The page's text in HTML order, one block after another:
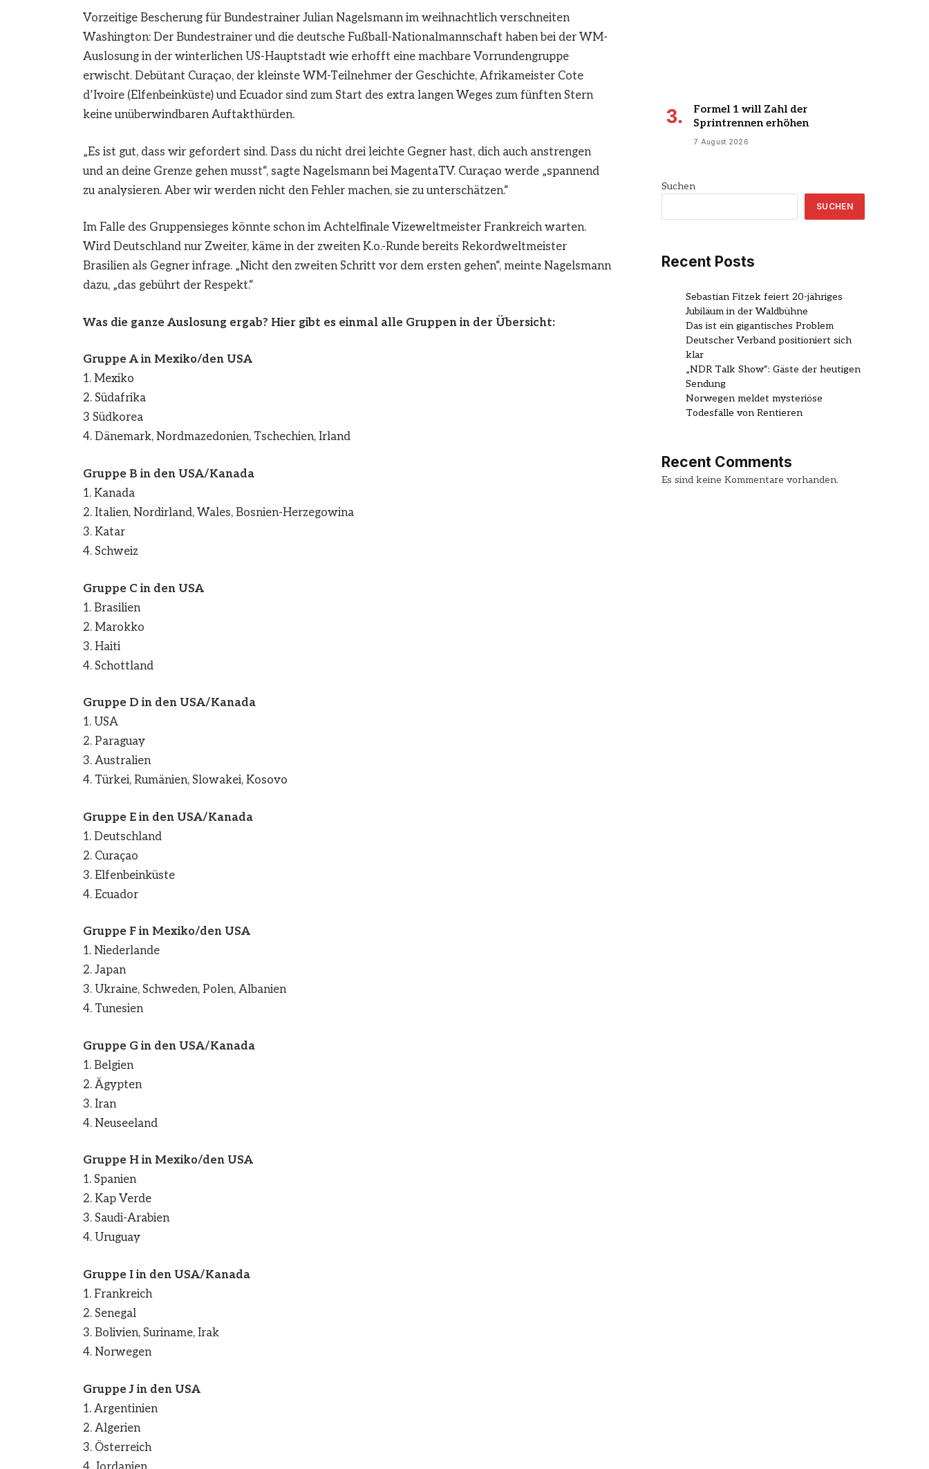
Vorzeitige Bescherung für Bundestrainer Julian Nagelsmann im weihnachtlich verschneiten
Washington: Der Bundestrainer und die deutsche Fußball-Nationalmannschaft haben bei der WM-
Auslosung in der winterlichen US-Hauptstadt wie erhofft eine machbare Vorrundengruppe
erwischt. Debütant Curaçao, der kleinste WM-Teilnehmer der Geschichte, Afrikameister Cote
d’Ivoire (Elfenbeinküste) und Ecuador sind zum Start des extra langen Weges zum fünften Stern
keine unüberwindbaren Auftakthürden.
„Es ist gut, dass wir gefordert sind. Dass du nicht drei leichte Gegner hast, dich auch anstrengen
und an deine Grenze gehen musst“, sagte Nagelsmann bei MagentaTV. Curaçao werde „spannend
zu analysieren. Aber wir werden nicht den Fehler machen, sie zu unterschätzen.“
Im Falle des Gruppensieges könnte schon im Achtelfinale Vizeweltmeister Frankreich warten.
Wird Deutschland nur Zweiter, käme in der zweiten K.o.-Runde bereits Rekordweltmeister
Brasilien als Gegner infrage. „Nicht den zweiten Schritt vor dem ersten gehen“, meinte Nagelsmann
dazu, „das gebührt der Respekt.“
Was die ganze Auslosung ergab? Hier gibt es einmal alle Gruppen in der Übersicht:
Gruppe A in Mexiko/den USA
1. Mexiko
2. Südafrika
3 Südkorea
4. Dänemark, Nordmazedonien, Tschechien, Irland
Gruppe B in den USA/Kanada
1. Kanada
2. Italien, Nordirland, Wales, Bosnien-Herzegowina
3. Katar
4. Schweiz
Gruppe C in den USA
1. Brasilien
2. Marokko
3. Haiti
4. Schottland
Gruppe D in den USA/Kanada
1. USA
2. Paraguay
3. Australien
4. Türkei, Rumänien, Slowakei, Kosovo
Gruppe E in den USA/Kanada
1. Deutschland
2. Curaçao
3. Elfenbeinküste
4. Ecuador
Gruppe F in Mexiko/den USA
1. Niederlande
2. Japan
3. Ukraine, Schweden, Polen, Albanien
4. Tunesien
Gruppe G in den USA/Kanada
1. Belgien
2. Ägypten
3. Iran
4. Neuseeland
Gruppe H in Mexiko/den USA
1. Spanien
2. Kap Verde
3. Saudi-Arabien
4. Uruguay
Gruppe I in den USA/Kanada
1. Frankreich
2. Senegal
3. Bolivien, Suriname, Irak
4. Norwegen
Gruppe J in den USA
1. Argentinien
2. Algerien
3. Österreich
Formel 1 will Zahl der
Sprintrennen erhöhen
7 August 2026
Suchen
SUCHEN
Recent Posts
Sebastian Fitzek feiert 20-jähriges
Jubiläum in der Waldbühne
Das ist ein gigantisches Problem
Deutscher Verband positioniert sich
klar
„NDR Talk Show“: Gäste der heutigen
Sendung
Norwegen meldet mysteriöse
Todesfälle von Rentieren
Recent Comments
Es sind keine Kommentare vorhanden.